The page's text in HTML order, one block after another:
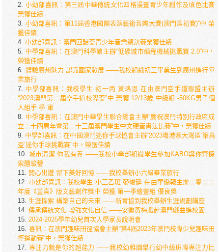
小幼部喜訊：第三屆中華傳統文化四格漫畫青少年創作及填色比賽
榮獲佳績
小幼部喜訊：第11屆香港國際表演藝術音樂大賽(澳門區初賽)”中 榮
獲佳績
小幼部喜訊：澳門回歸盃青少年音樂總決賽榮獲佳績
中學部喜訊：在澳門科學館主辦“低碳城市編程機械挑戰賽 2.0”中，
榮獲佳績
體驗廣州魅力 認識國家發展 ——我校組織初三畢業生到廣州進行畢
業旅行
中學部喜訊：我校學生 初一丙 黃珞恩 在由澳門空手道聯盟主辦
“2023澳門第二屆空手道校際盃”中 榮獲 12/13歲 中級組 -50KG男子個
人組手 季 軍
中學部喜訊：在澳門中華學生聯合總會主辦“慶祝澳門特別行政區成
立二十四周年暨第二十三屆澳門學生中文硬筆書法比賽”中，榮獲佳績
中學部喜訊：在中國澳門迷你手球協會主辦“2023粵港澳大灣區‘築鳥
盃’迷你手球挑戰賽”中，榮獲佳績
城市清潔 你我有責 ——我校小學部組織學生參加KABO與你齊探
索體驗營
開心出遊 留下美好回憶 ——我校舉辦小六級畢業旅行
小幼部喜訊：我校學生 小三乙班 麥峻延 在由華僑報主辦二零二二
年度《童真》版文藝創作獎中 榮獲 第一季繪畫組 優良獎
生涯探索 構築自己的未來 ——新青協到我校舉辦生涯規劃講座
傳承傳統文化 增強文化自信 ——安徽黃梅戲赴澳門戲曲進校園
2024-2025學年幼兒首次入學家長說明會
喜訊：在澳門趣味田徑協會主辦“第4屆2023年澳門校際少兒趣味田
徑運動賽”中，榮獲佳績
專注力就是你的超能力 ——我校幼稚園舉行幼中級班際專注力比